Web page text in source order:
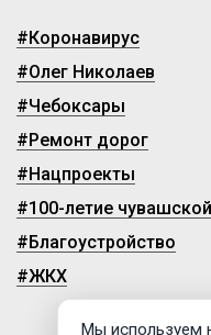
#Коронавирус
#Олег Николаев
#Чебоксары
#Ремонт дорог
#Нацпроекты
#100-летие
#Благоустройство
#ЖКХ
Мы используем